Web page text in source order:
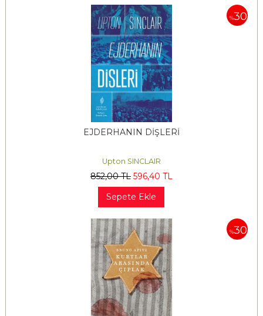
%30
EJDERHANIN DİŞLERİ
Upton SINCLAIR
852,00TL 596,40 TL
Sepete Ekle
%30